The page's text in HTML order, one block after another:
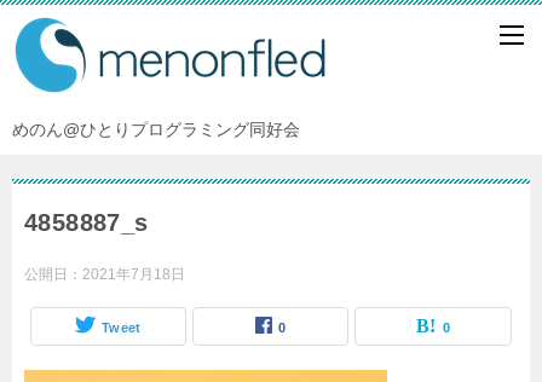
めのん@ひとりプログラミング同好会
4858887_s
公開日： 2021年7月18日
Tweet 0 0